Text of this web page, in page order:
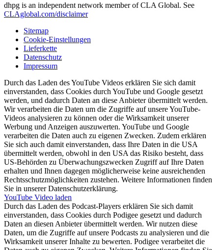
dhpg is an independent network member of CLA Global. See
CLAglobal.com/disclaimer
Sitemap
Cookie-Einstellungen
Lieferkette
Datenschutz
Impressum
Durch das Laden des YouTube Videos erklären Sie sich damit
einverstanden, dass Cookies durch YouTube und Google gesetzt
werden, und dadurch Daten an diese Anbieter übermittelt werden.
Wir verarbeiten die Daten um die Zugriffe auf unsere YouTube-
Videos analysieren zu können oder die Wirksamkeit unserer
Werbung und Anzeigen auszuwerten. YouTube und Google
verarbeiten die Daten auch zu eigenen Zwecken. Zudem erklären
Sie sich auch damit einverstanden, dass Ihre Daten in die USA
übermittelt werden, obwohl in den USA das Risiko besteht, dass
US-Behörden zu Überwachungszwecken Zugriff auf Ihre Daten
erhalten und Ihnen dagegen möglicherweise keine ausreichenden
Rechtsschutzmöglichkeiten zustehen. Weitere Informationen finden
Sie in unserer Datenschutzerklärung.
YouTube Video laden
Durch das Laden des Podcast-Players erklären Sie sich damit
einverstanden, dass Cookies durch Podigee gesetzt und dadurch
Daten an diesen Anbieter übermittelt werden. Wir nutzen diese
Daten, um die Zugriffe auf unsere Podcasts zu analysieren und die
Wirksamkeit unserer Inhalte zu bewerten. Podigee verarbeitet die